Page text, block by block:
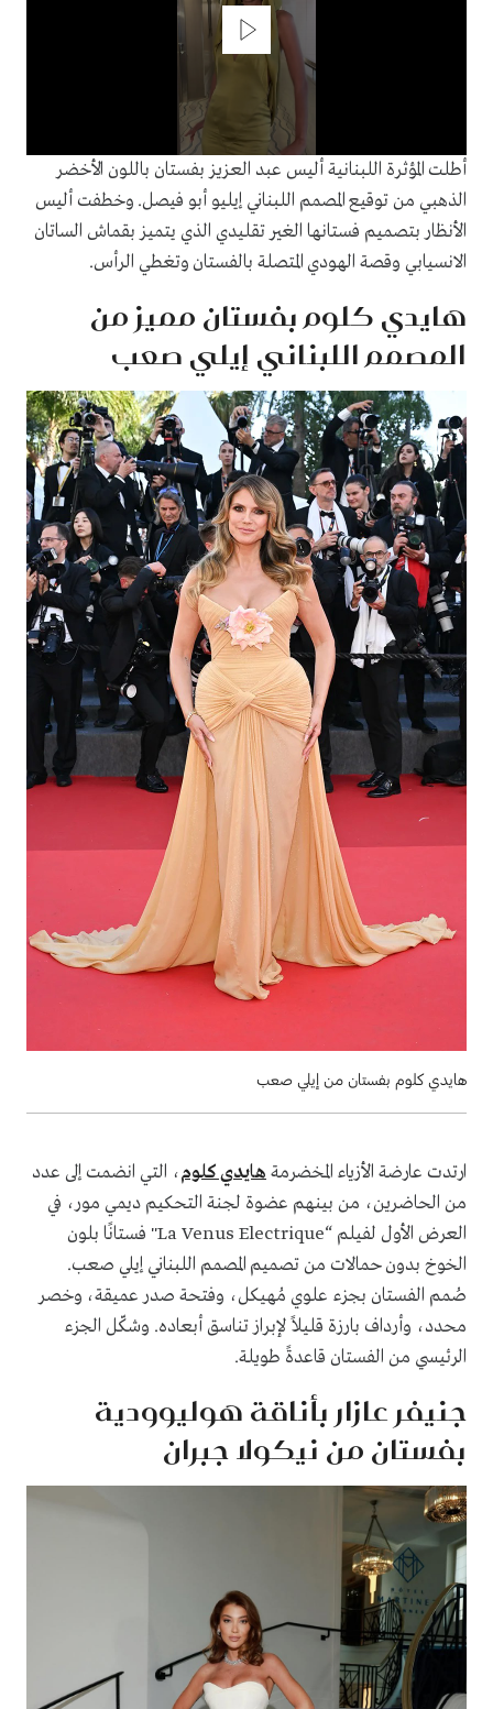
seconds
of
52
seconds
أطلت المؤثرة اللبنانية أليس عبد العزيز بفستان باللون الأخضر
الذهبي من توقيع المصمم اللبناني إيليو أبو فيصل. وخطفت أليس
الأنظار بتصميم فستانها الغير تقليدي الذي يتميز بقماش الساتان
الانسيابي وقصة الهودي المتصلة بالفستان وتغطي الرأس.
هايدي كلوم بفستان مميز من
المصمم اللبناني إيلي صعب
هايدي كلوم بفستان من إيلي صعب
ارتدت عارضة الأزياء المخضرمة هايدي كلوم، التي انضمت إلى عدد
من الحاضرين، من بينهم عضوة لجنة التحكيم ديمي مور، في
العرض الأول لفيلم “La Venus Electrique" فستانًا بلون
الخوخ بدون حمالات من تصميم المصمم اللبناني إيلي صعب.
صُمم الفستان بجزء علوي مُهيكل، وفتحة صدر عميقة، وخصر
محدد، وأرداف بارزة قليلاً لإبراز تناسق أبعاده. وشكّل الجزء
الرئيسي من الفستان قاعدةً طويلة.
جنيفر عازار بأناقة هوليوودية
بفستان من نيكولا جبران